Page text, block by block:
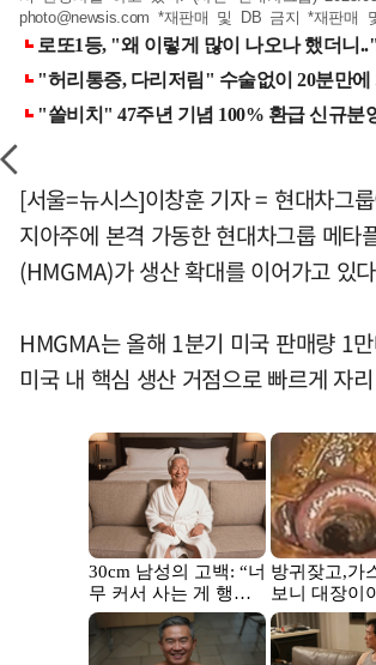
photo@newsis.com *재판매 및 DB 금지 *재판매
[서울=뉴시스]이창훈 기자 = 현대차그
지아주에 본격 가동한 현대차그룹 메타
(HMGMA)가 생산 확대를 이어가고 있
HMGMA는 올해 1분기 미국 판매량 1
미국 내 핵심 생산 거점으로 빠르게 자